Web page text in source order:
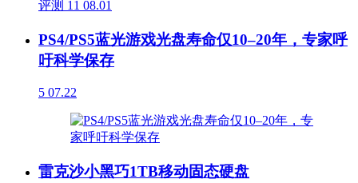
评测 11 08.01
PS4/PS5蓝光游戏光盘寿命仅10–20年，专家呼
吁科学保存
5 07.22
雷克沙小黑巧1TB移动固态硬盘